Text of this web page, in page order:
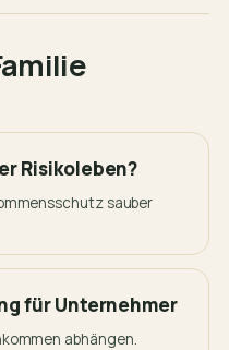
Risikoleben?
sauber
für Unternehmer
abhängen.